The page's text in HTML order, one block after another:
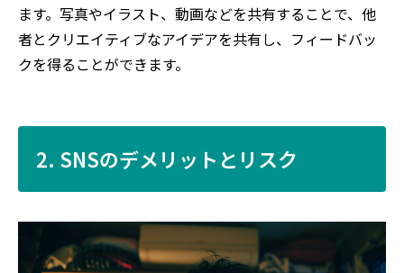
ます。写真やイラスト、動画などを共有することで、他
者とクリエイティブなアイデアを共有し、フィードバッ
クを得ることができます。
2. SNSのデメリットとリスク